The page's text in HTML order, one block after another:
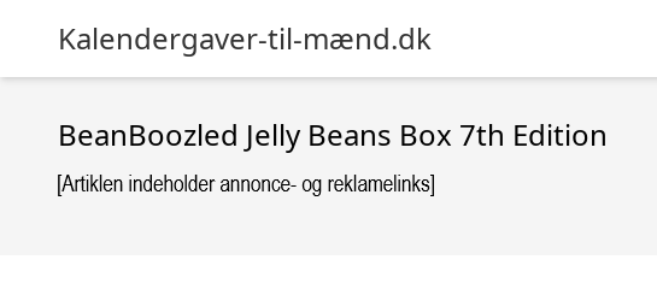
Kalendergaver-til-mænd.dk
BeanBoozled Jelly Beans Box 7th Edition